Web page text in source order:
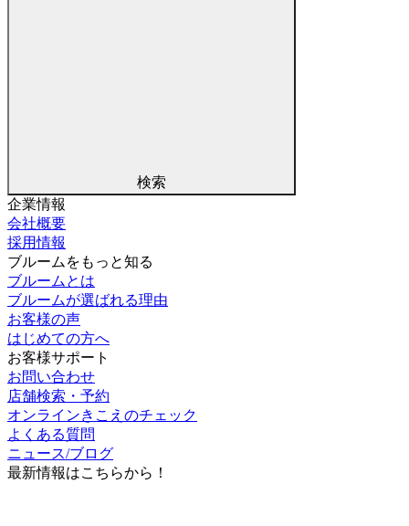
検索
企業情報
会社概要
採用情報
ブルームをもっと知る
ブルームとは
ブルームが選ばれる理由
お客様の声
はじめての方へ
お客様サポート
お問い合わせ
店舗検索・予約
オンラインきこえのチェック
よくある質問
ニュース/ブログ
最新情報はこちらから！